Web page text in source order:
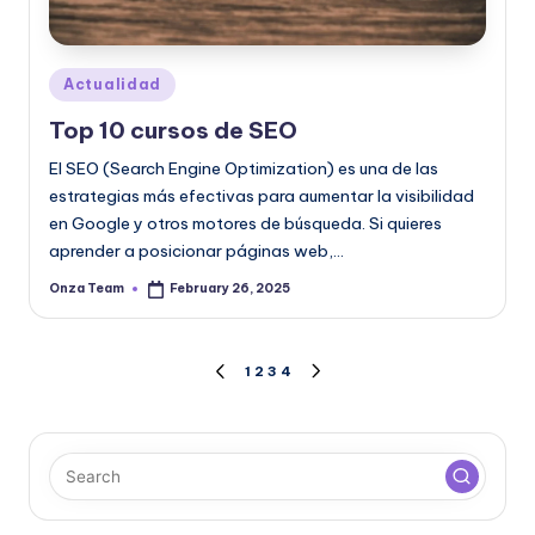
Posted
in
Actualidad
Top 10 cursos de SEO
El SEO (Search Engine Optimization) es una de las
estrategias más efectivas para aumentar la visibilidad
en Google y otros motores de búsqueda. Si quieres
aprender a posicionar páginas web,…
Posted
Onza Team February 26, 2025
pagination
PREVIOUS
1 2 3 4